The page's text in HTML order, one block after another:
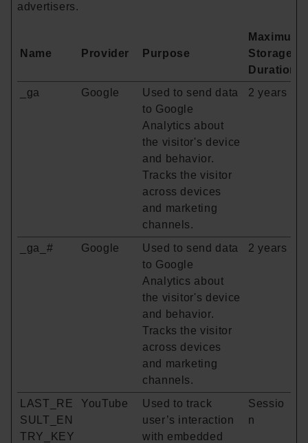
advertisers.
Name Provider Purpose
Maximum
Storage
Duration
_ga
Google
Used to send data
to Google
Analytics about
the visitor's device
and behavior.
Tracks the visitor
across devices
and marketing
channels.
2 years
_ga_# Google
Used to send data
to Google
Analytics about
the visitor's device
and behavior.
Tracks the visitor
across devices
and marketing
channels.
2 years
LAST_RE
SULT_EN
TRY_KEY
YouTube
Used to track
user’s interaction
with embedded
Sessio
n